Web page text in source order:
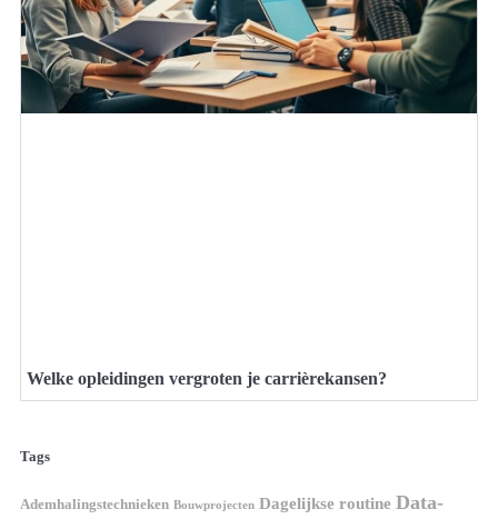
Welke opleidingen vergroten je carrièrekansen?
Tags
Ademhalingstechnieken Bouwprojecten Dagelijkse routine Data-